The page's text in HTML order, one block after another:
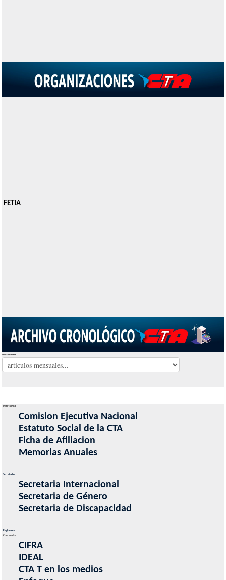
FETIA
Seleccionar Mes
Institucional
Comision Ejecutiva Nacional
Estatuto Social de la CTA
Ficha de Afiliacion
Memorias Anuales
Secretarias
Secretaria Internacional
Secretaria de Género
Secretaria de Discapacidad
Regionales
Contenidos
CIFRA
IDEAL
CTA T en los medios